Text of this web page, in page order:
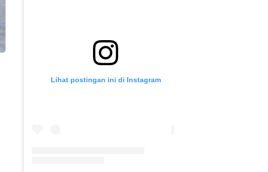
Lihat postingan ini di Instagram